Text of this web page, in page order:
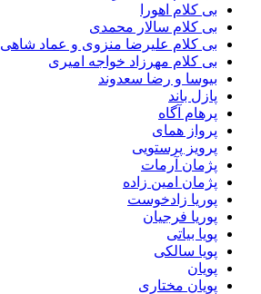
بی کلام اهورا
بی کلام سالار محمدی
بی کلام علیرضا منزوی و عماد شاهی
بی کلام مهرزاد خواجه امیری
بیوسا و رضا سعدوند
پازل باند
پرهام آگاه
پرواز همای
پرویز پرستویی
پژمان آرمات
پژمان امین زاده
پوریا زادخوست
پوریا فرجیان
پویا بیاتی
پویا سالکی
پویان
پویان مختاری